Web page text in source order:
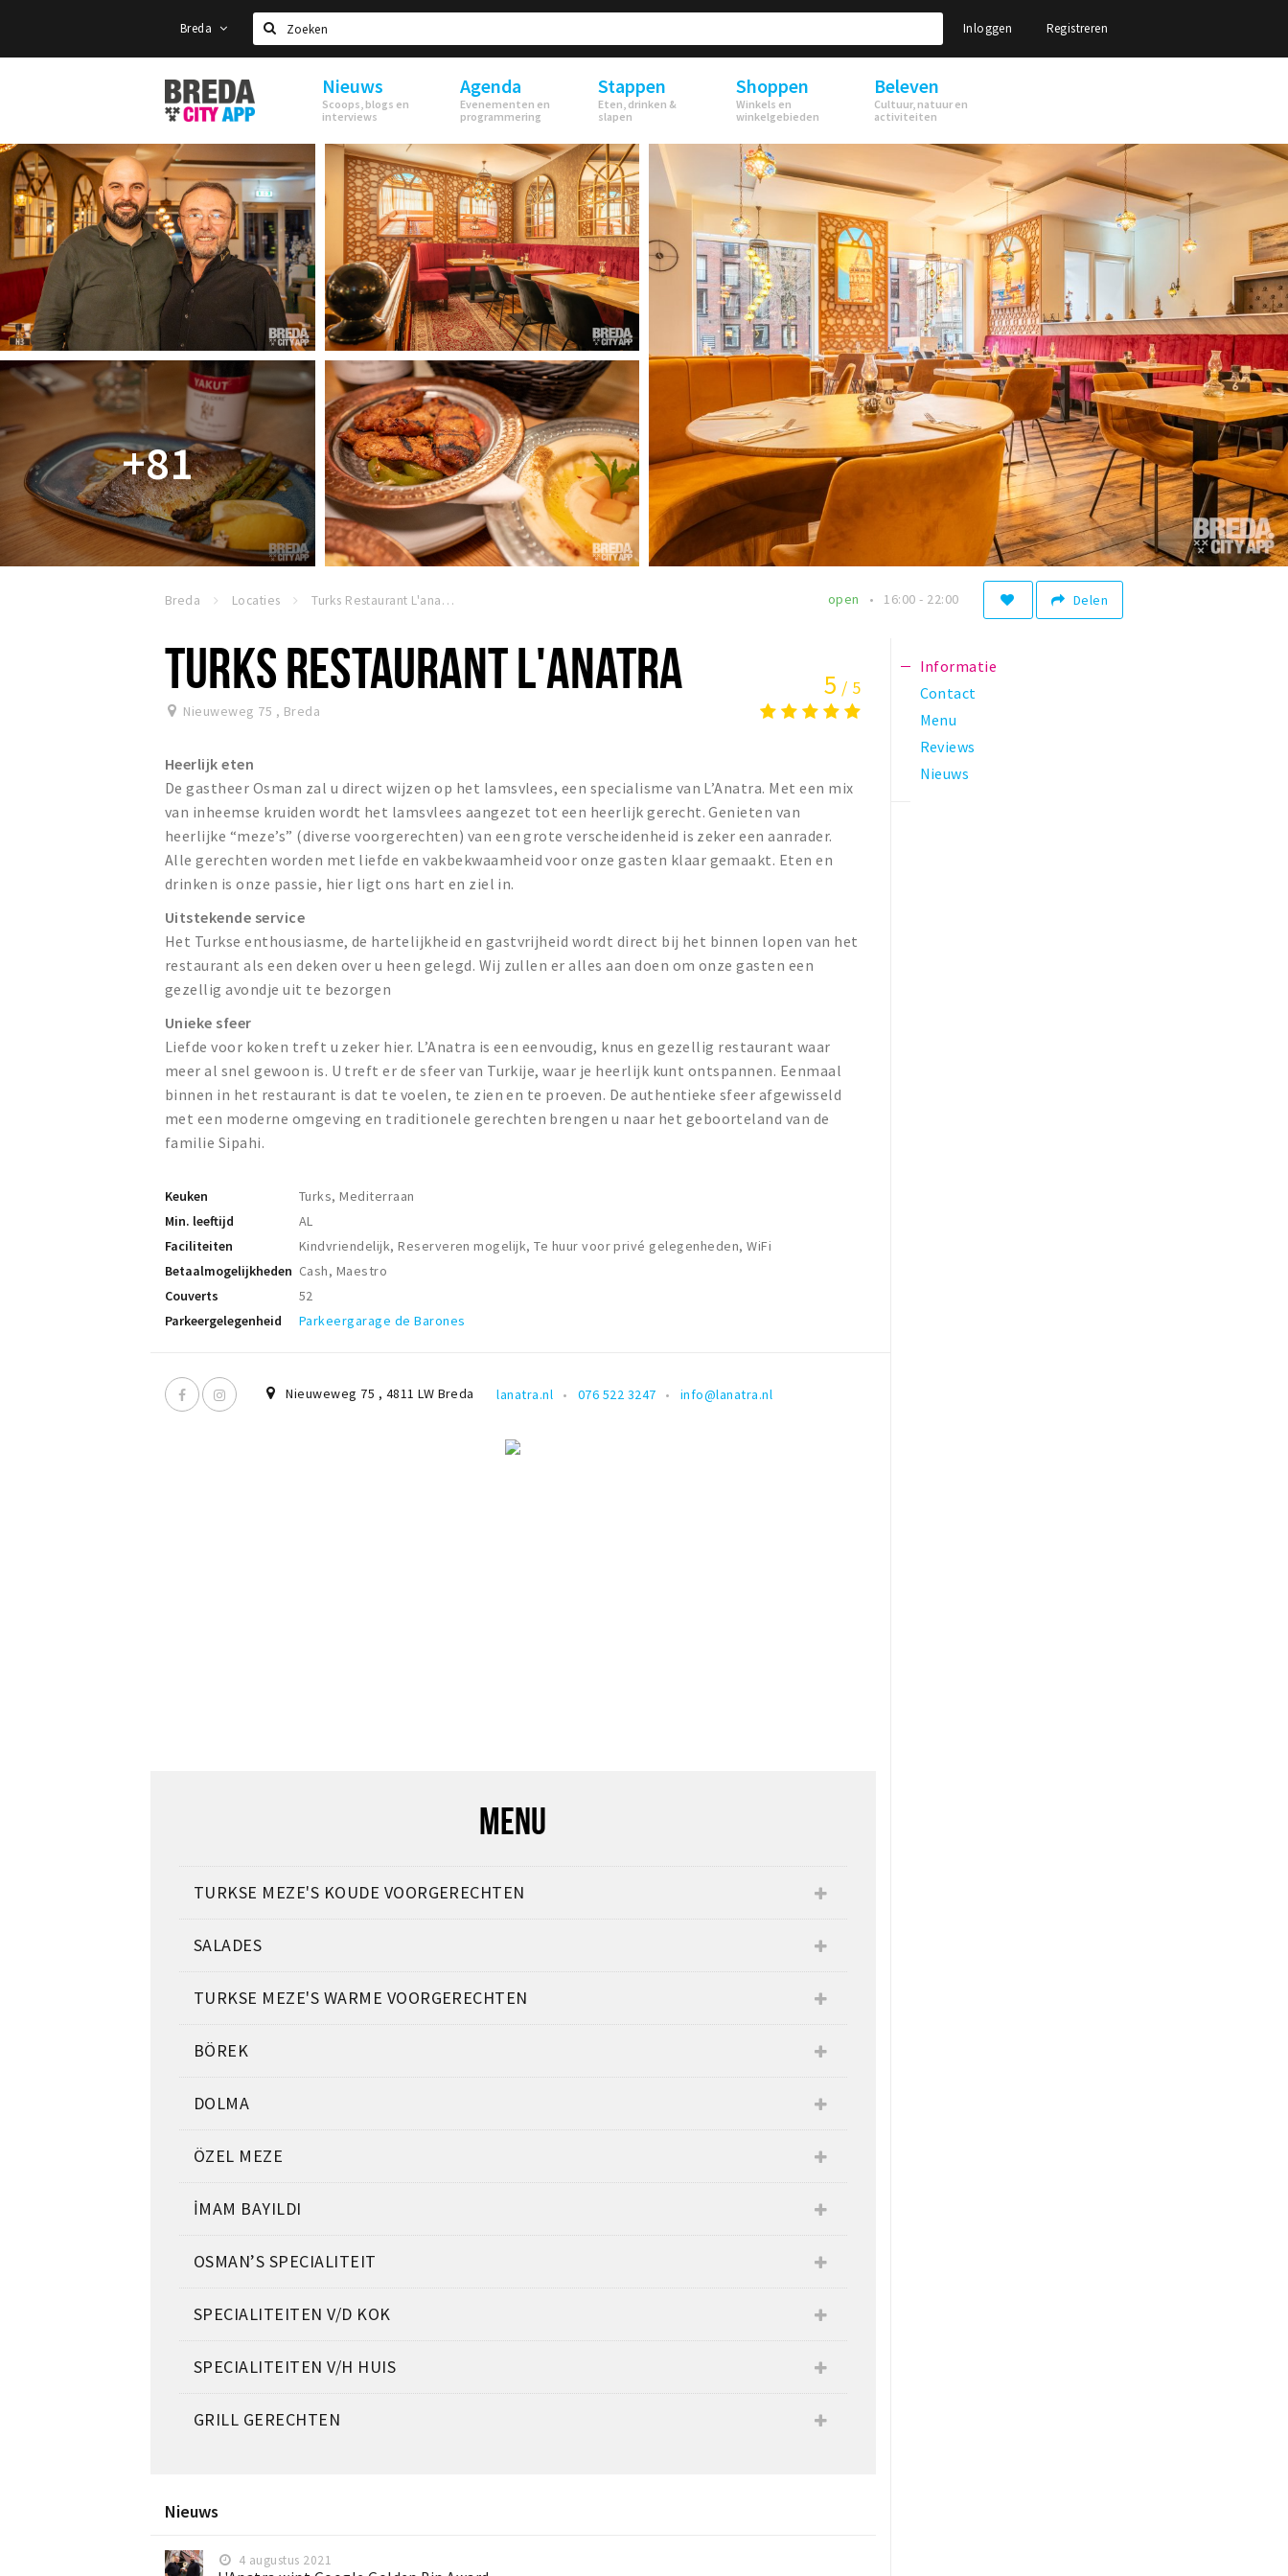
Breda
Zoeken
Inloggen Registreren
Stappen
&
Shoppen
Breda
Nieuws
Scoops, blogs en
interviews
Agenda
Evenementen en
programmering
Stappen
Eten, drinken &
slapen
Shoppen
Winkels en
winkelgebieden
Beleven
Cultuur, natuur en
activiteiten
+81
Breda Locaties Turks Restaurant L'anatra Delen
open 16:00 - 22:00
TURKS RESTAURANT L'ANATRA
Nieuweweg 75 , Breda
5 / 5
Heerlijk eten
De gastheer Osman zal u direct wijzen op het lamsvlees, een specialisme van L’Anatra. Met een mix
van inheemse kruiden wordt het lamsvlees aangezet tot een heerlijk gerecht. Genieten van
heerlijke “meze’s” (diverse voorgerechten) van een grote verscheidenheid is zeker een aanrader.
Alle gerechten worden met liefde en vakbekwaamheid voor onze gasten klaar gemaakt. Eten en
drinken is onze passie, hier ligt ons hart en ziel in.
Uitstekende service
Het Turkse enthousiasme, de hartelijkheid en gastvrijheid wordt direct bij het binnen lopen van het
restaurant als een deken over u heen gelegd. Wij zullen er alles aan doen om onze gasten een
gezellig avondje uit te bezorgen
Unieke sfeer
Liefde voor koken treft u zeker hier. L’Anatra is een eenvoudig, knus en gezellig restaurant waar
meer al snel gewoon is. U treft er de sfeer van Turkije, waar je heerlijk kunt ontspannen. Eenmaal
binnen in het restaurant is dat te voelen, te zien en te proeven. De authentieke sfeer afgewisseld
met een moderne omgeving en traditionele gerechten brengen u naar het geboorteland van de
familie Sipahi.
Keuken
Turks, Mediterraan
Min. leeftijd
AL
Faciliteiten
Kindvriendelijk, Reserveren mogelijk, Te huur voor privé gelegenheden, WiFi
Betaalmogelijkheden Cash, Maestro
Couverts
52
Parkeergelegenheid
Parkeergarage de Barones
Nieuweweg 75 , 4811 LW Breda lanatra.nl 076 522 3247 info@lanatra.nl
MENU
TURKSE MEZE'S KOUDE VOORGERECHTEN
SALADES
TURKSE MEZE'S WARME VOORGERECHTEN
BÖREK
DOLMA
ÖZEL MEZE
İMAM BAYILDI
OSMAN’S SPECIALITEIT
SPECIALITEITEN V/D KOK
SPECIALITEITEN V/H HUIS
GRILL GERECHTEN
Nieuws
4 augustus 2021
Informatie
Contact
Menu
Reviews
Nieuws